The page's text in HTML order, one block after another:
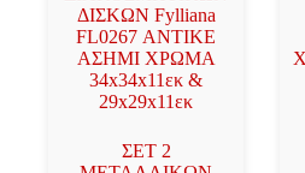
ΣΕΤ 2